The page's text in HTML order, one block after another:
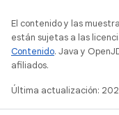
El contenido y las
están sujetas a las
Contenido. Java y
afiliados.
Última actualización: